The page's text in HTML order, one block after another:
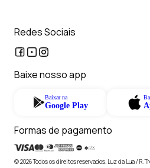
Redes Sociais
Baixe nosso app
Baixar na
Google Play
Formas de pagamento
© 2026 Todos os direitos reservados. Luz da Lua / R.